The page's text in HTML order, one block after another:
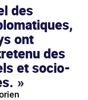
des
ont
des
et socio-